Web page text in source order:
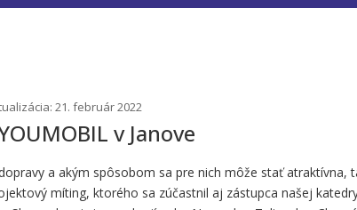
21. február 2022
v Janove
a akým spôsobom sa pre nich môže stať
míting, ktorého sa zúčastnil aj zástupca našej